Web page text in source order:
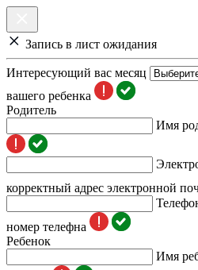
Запись в лист ожидания
Интересующий вас месяц
вашего ребенка
Родитель
Имя
корректный адрес электронной
номер телефна
Ребенок
Имя